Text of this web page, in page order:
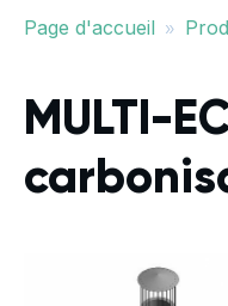
Page d'accueil »
MULTI-